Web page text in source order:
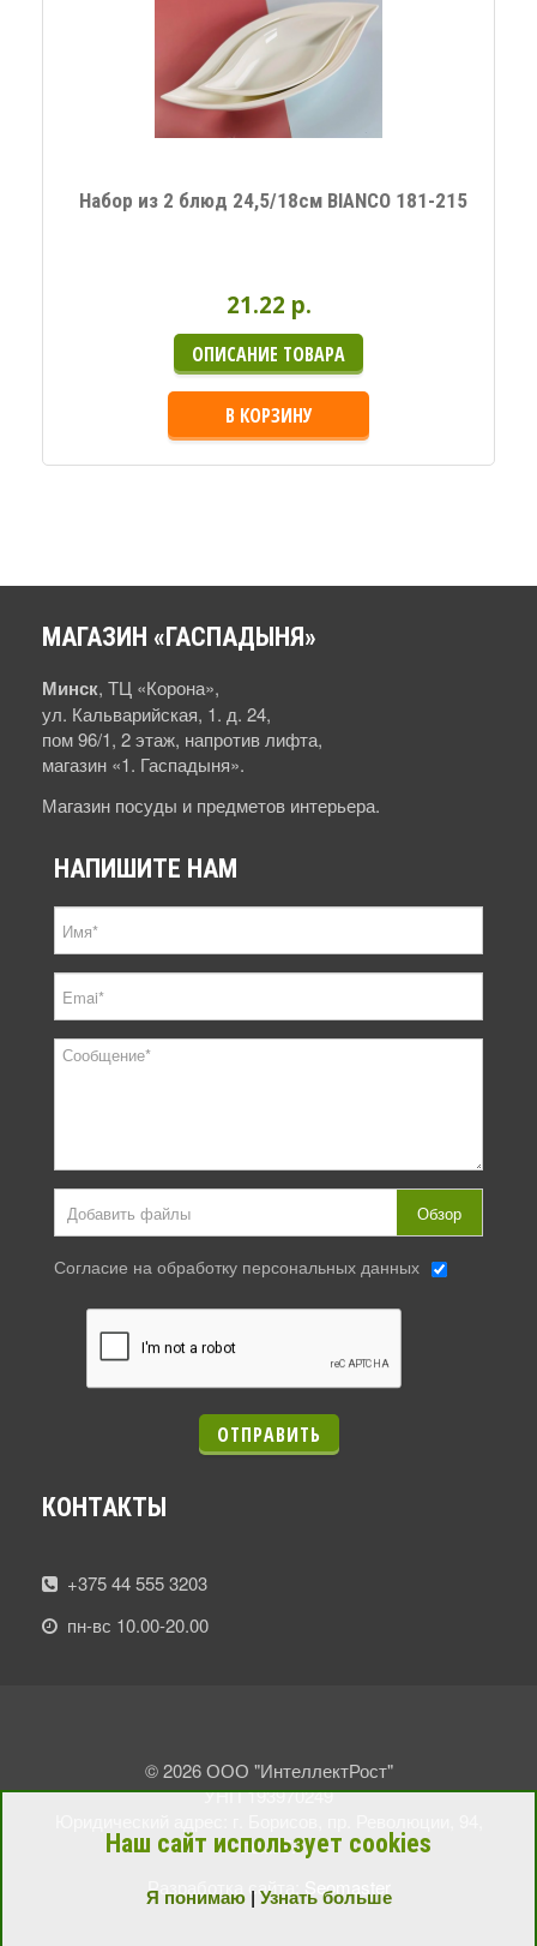
Набор из 2 блюд 24,5/18см BIANCO 181-215
21.22 p.
ОПИСАНИЕ ТОВАРА
В КОРЗИНУ
МАГАЗИН «ГАСПАДЫНЯ»
Минск, ТЦ «Корона»,
ул. Кальварийская, 1. д. 24,
пом 96/1, 2 этаж, напротив лифта,
магазин «1. Гаспадыня».
Магазин посуды и предметов интерьера.
НАПИШИТЕ НАМ
Добавить файлы Обзор
Согласие на обработку персональных данных
ОТПРАВИТЬ
КОНТАКТЫ
+375 44 555 3203
пн-вс 10.00-20.00
© 2026 ООО "ИнтеллектРост"
УНП 193970249
пом. 7.
Разработка сайта:
Seomaster
Наш сайт использует cookies
Я понимаю| Узнать больше